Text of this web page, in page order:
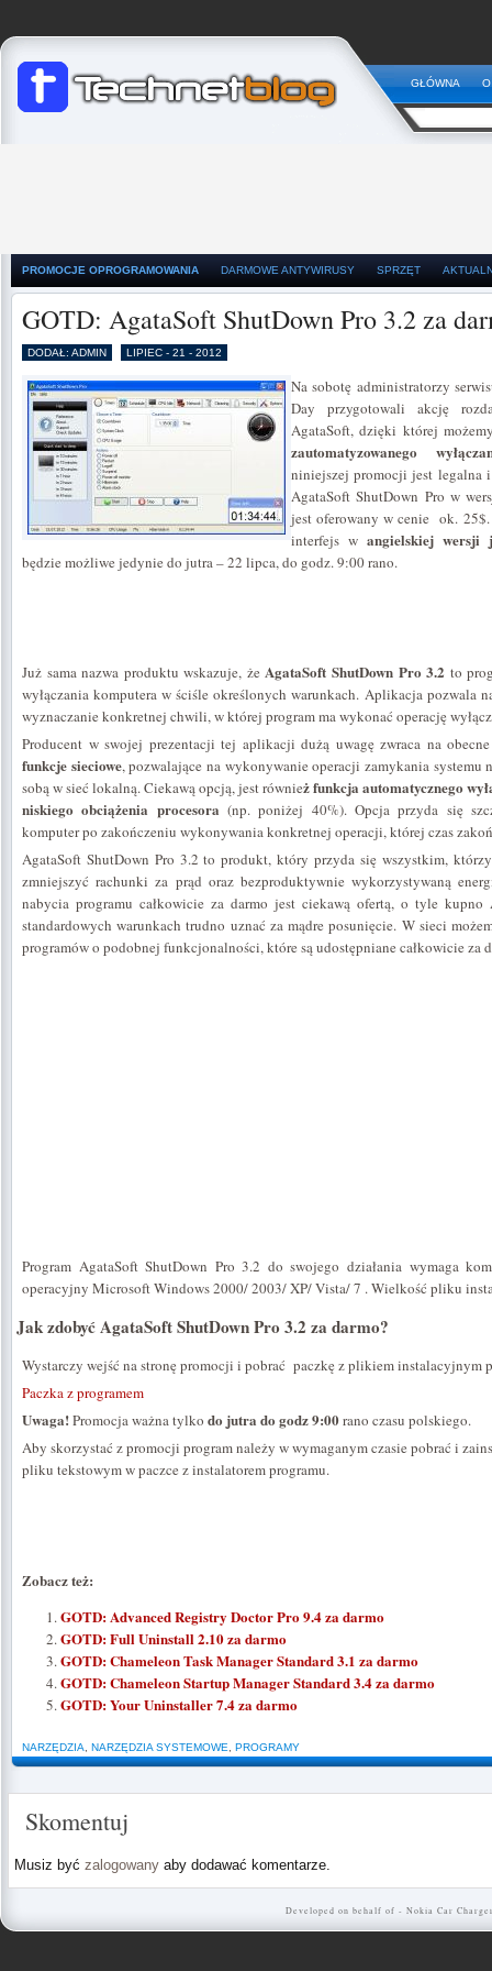
GŁÓWNA
PROMOCJE OPROGRAMOWANIA DARMOWE ANTYWIRUSY SPRZĘT
GOTD: AgataSoft ShutDown Pro 3.2 za
DODAŁ: ADMIN LIPIEC - 21 - 2012
Na sobotę administratorzy
Day przygotowali akcję
AgataSoft, dzięki której
zautomatyzowanego
niniejszej promocji jest legalna i
AgataSoft ShutDown Pro w
jest oferowany w cenie ok.
interfejs w angielskiej wersji
będzie możliwe jedynie do jutra – 22 lipca, do godz. 9:00 rano.
Już sama nazwa produktu wskazuje, żeAgataSoft ShutDown Pro 3.2 to
wyłączania komputera w ściśle określonych warunkach. Aplikacja pozwala
wyznaczanie konkretnej chwili, w której program ma wykonać operację
Producent w swojej prezentacji tej aplikacji dużą uwagę zwraca na
funkcje sieciowe, pozwalające na wykonywanie operacji zamykania systemu
sobą w sieć lokalną. Ciekawą opcją, jest również funkcja automatycznego
niskiego obciążenia procesora (np. poniżej 40%). Opcja przyda się
komputer po zakończeniu wykonywania konkretnej operacji, której czas
AgataSoft ShutDown Pro 3.2 to produkt, który przyda się wszystkim,
zmniejszyć rachunki za prąd oraz bezproduktywnie wykorzystywaną
nabycia programu całkowicie za darmo jest ciekawą ofertą, o tyle kupno
standardowych warunkach trudno uznać za mądre posunięcie. W sieci
programów o podobnej funkcjonalności, które są udostępniane całkowicie za
Program AgataSoft ShutDown Pro 3.2 do swojego działania wymaga
operacyjny Microsoft Windows 2000/ 2003/ XP/ Vista/ 7 . Wielkość pliku
Jak zdobyć AgataSoft ShutDown Pro 3.2 za darmo?
Wystarczy wejść na stronę promocji i pobrać paczkę z plikiem instalacyjnym
Paczka z programem
Uwaga!Promocja ważna tylko do jutra do godz 9:00rano czasu polskiego.
Aby skorzystać z promocji program należy w wymaganym czasie pobrać i
pliku tekstowym w paczce z instalatorem programu.
Zobacz też:
GOTD: Advanced Registry Doctor Pro 9.4 za darmo
GOTD: Full Uninstall 2.10 za darmo
GOTD: Chameleon Task Manager Standard 3.1 za darmo
GOTD: Chameleon Startup Manager Standard 3.4 za darmo
GOTD: Your Uninstaller 7.4 za darmo
NARZĘDZIA NARZĘDZIA SYSTEMOWE PROGRAMY
Skomentuj
Musiz być zalogowany aby dodawać komentarze.
Developed on behalf of - Nokia Car